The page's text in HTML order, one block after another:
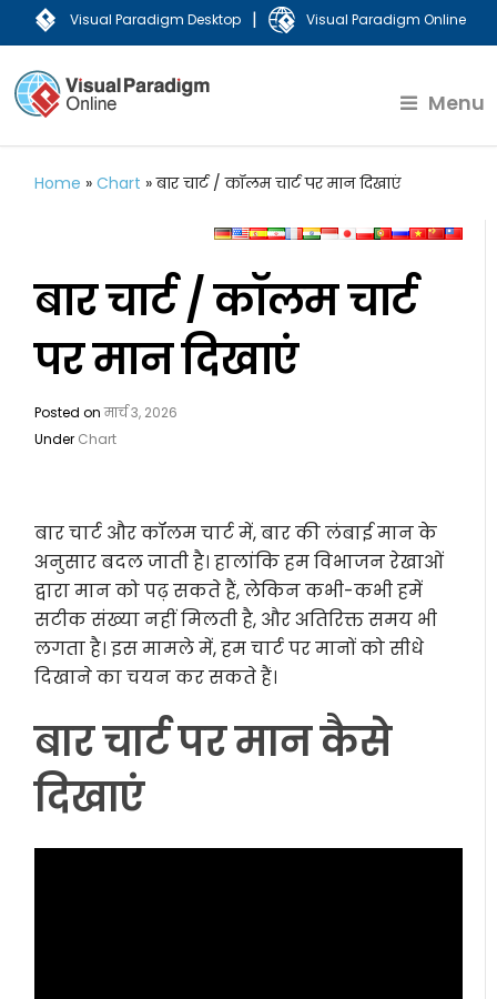
Visual Paradigm Desktop | Visual Paradigm Online
Menu
Home »Chart »बार चार्ट / कॉलम चार्ट पर मान दिखाएं
बार चार्ट / कॉलम चार्ट
पर मान दिखाएं
Posted onमार्च 3, 2026
Under Chart
बार चार्ट और कॉलम चार्ट में, बार की लंबाई मान के
अनुसार बदल जाती है। हालांकि हम विभाजन रेखाओं
द्वारा मान को पढ़ सकते हैं, लेकिन कभी-कभी हमें
सटीक संख्या नहीं मिलती है, और अतिरिक्त समय भी
लगता है। इस मामले में, हम चार्ट पर मानों को सीधे
दिखाने का चयन कर सकते हैं।
बार चार्ट पर मान कैसे
दिखाएं